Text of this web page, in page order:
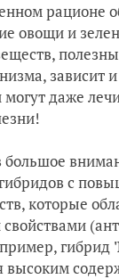
рационе
овощи и
зависит
даже
большое
с
которые
гибрид
высоким